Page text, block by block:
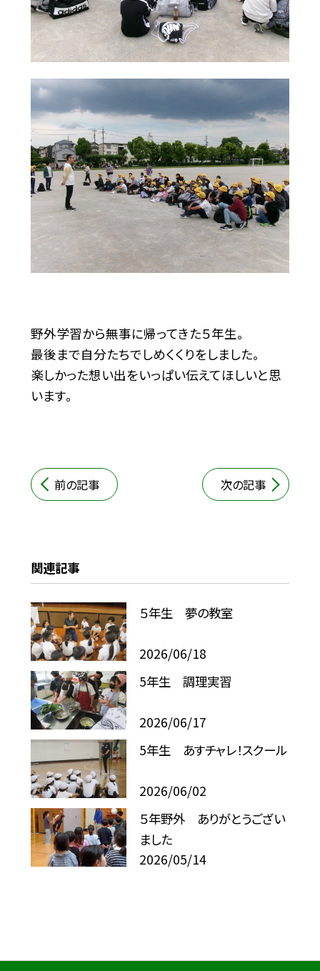
野外学習から無事に帰ってきた５年生。
最後まで自分たちでしめくくりをしました。
楽しかった想い出をいっぱい伝えてほしいと思
います。
前の記事 次の記事
関連記事
５年生 夢の教室
2026/06/18
5年生 調理実習
2026/06/17
5年生 あすチャレ！スクール
2026/06/02
５年野外 ありがとうござい
ました
2026/05/14